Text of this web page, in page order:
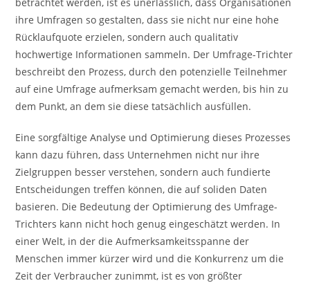
ihre Umfragen so gestalten, dass sie nicht nur eine hohe
Rücklaufquote erzielen, sondern auch qualitativ
hochwertige Informationen sammeln. Der Umfrage-Trichter
beschreibt den Prozess, durch den potenzielle Teilnehmer
auf eine Umfrage aufmerksam gemacht werden, bis hin zu
dem Punkt, an dem sie diese tatsächlich ausfüllen.
Eine sorgfältige Analyse und Optimierung dieses Prozesses
kann dazu führen, dass Unternehmen nicht nur ihre
Zielgruppen besser verstehen, sondern auch fundierte
Entscheidungen treffen können, die auf soliden Daten
basieren. Die Bedeutung der Optimierung des Umfrage-
Trichters kann nicht hoch genug eingeschätzt werden. In
einer Welt, in der die Aufmerksamkeitsspanne der
Menschen immer kürzer wird und die Konkurrenz um die
Zeit der Verbraucher zunimmt, ist es von größter